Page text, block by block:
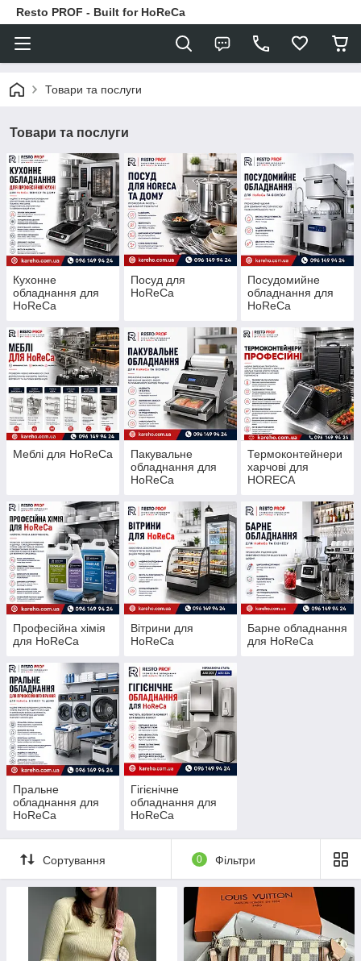
Resto PROF - Built for HoReCa
Товари та послуги
Товари та послуги
Кухонне
обладнання для
HoReCa
Посуд для
HoReCa
Посудомийне
обладнання для
HoReCa
Меблі для HoReCa
Пакувальне
обладнання для
HoReCa
Термоконтейнери
харчові для
HORECA
Професійна хімія
для HoReCa
Вітрини для
HoReCa
Барне обладнання
для HoReCa
Пральне
обладнання для
HoReCa
Гігієнічне
обладнання для
HoReCa
Сортування 0 Фільтри